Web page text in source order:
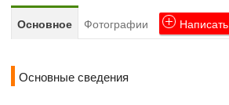
Сервисы и услуги
Основное Фотографии Написать
Основные сведения